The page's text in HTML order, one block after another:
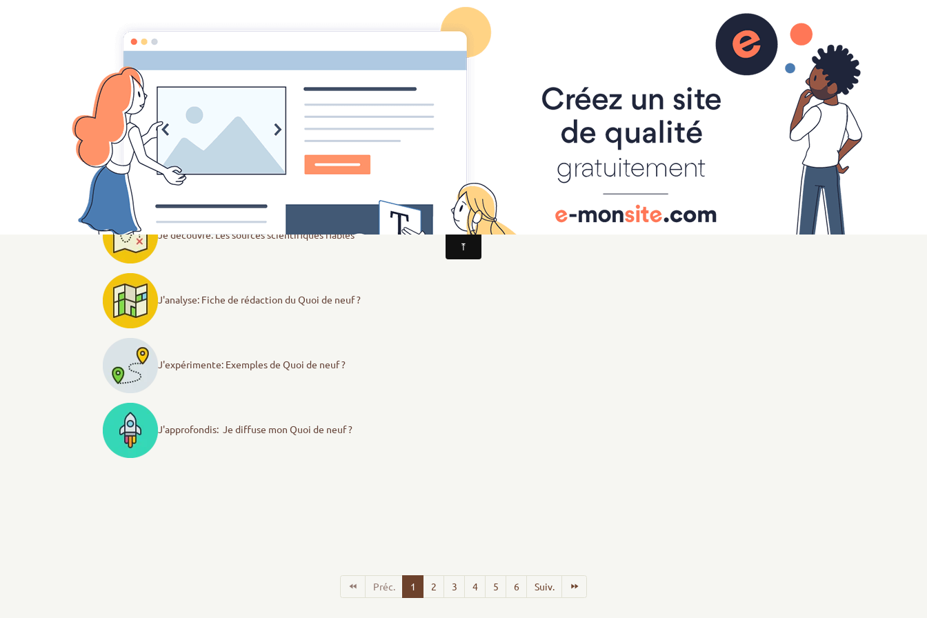
Les Reporters du primaire Boîte à outils Lycée Classe Médias
Accueil Pages Les Experts du collège Experts Infos scientifiques Quoi de neuf en sciences ?
Quoi de neuf en sciences ?
Le parcours
J'explore: Quoi de neuf en sciences ?
Je découvre: Les sources scientifiques fiables
J'analyse: Fiche de rédaction du Quoi de neuf ?
J'expérimente: Exemples de Quoi de neuf ?
J'approfondis: Je diffuse mon Quoi de neuf ?
Préc. 1 2 3 4 5 6 Suiv.